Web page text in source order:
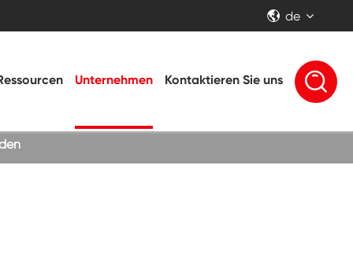
 de
Unternehmen Kontaktieren Sie uns 